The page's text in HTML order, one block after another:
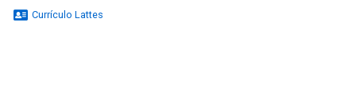
Currículo Lattes